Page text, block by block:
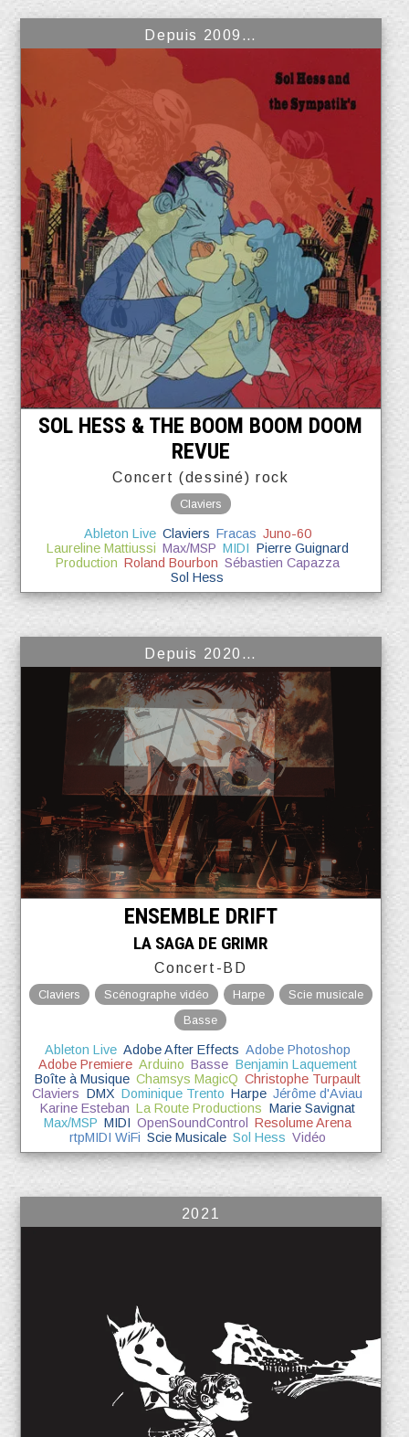
Depuis 2009…
SOL HESS & THE BOOM BOOM DOOM
REVUE
Concert (dessiné) rock
Claviers
Ableton Live Claviers Fracas Juno-60
Laureline Mattiussi Max/MSP MIDI Pierre Guignard
Production Roland Bourbon Sébastien Capazza
Sol Hess
Depuis 2020…
ENSEMBLE DRIFT
LA SAGA DE GRIMR
Concert-BD
Claviers Scénographe vidéo Harpe
Scie musicale
Basse
Ableton Live Adobe After Effects Adobe Photoshop
Adobe Premiere Arduino Basse Benjamin Laquement
Boîte à Musique Chamsys MagicQ Christophe Turpault
Claviers DMX Dominique Trento Harpe Jérôme d'Aviau
Karine Esteban La Route Productions Marie Savignat
Max/MSP MIDI OpenSoundControl
Resolume Arena
rtpMIDI WiFi Scie Musicale Sol Hess Vidéo
2021